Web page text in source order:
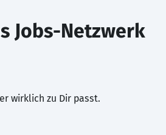
Jobs-Netzwerk
wirklich zu Dir passt.